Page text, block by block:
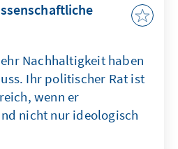
Nachhaltigkeit haben
Ihr politischer Rat ist
wenn er
nicht nur ideologisch